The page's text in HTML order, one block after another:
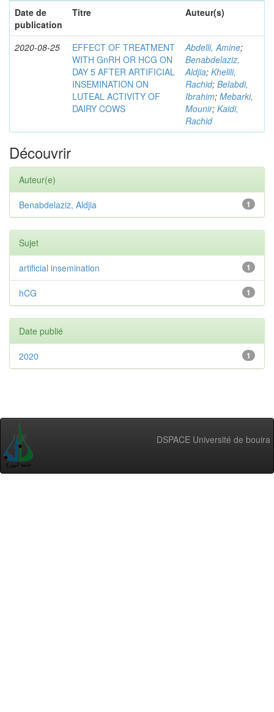
Date de
publication
Titre Auteur(s)
2020-08-25
EFFECT OF TREATMENT
WITH GnRH OR HCG ON
DAY 5 AFTER ARTIFICIAL
INSEMINATION ON
LUTEAL ACTIVITY OF
DAIRY COWS
Abdelli, Amine;
Benabdelaziz,
Aldjia; Khelili,
Rachid; Belabdi,
Ibrahim; Mebarki,
Mounir; Kaidi,
Rachid
Découvrir
Auteur(e)
1
Benabdelaziz, Aldjia
Sujet
1
artificial insemination
1
hCG
Date publié
1
2020
DSPACE Université de bouira